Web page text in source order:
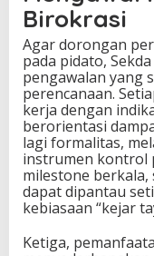
Birokrasi
Agar dorongan
pada pidato,
pengawalan yang
perencanaan.
kerja dengan
berorientasi
lagi formalitas,
instrumen kontrol
milestone
dapat dipantau
kebiasaan “kejar
Ketiga,